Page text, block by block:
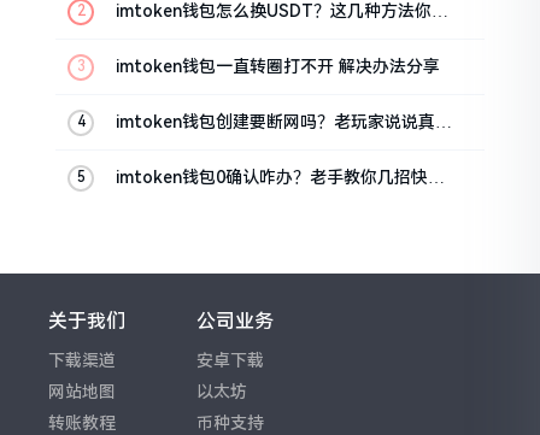
imtoken钱包怎么换USDT？这几种方法你得
imtoken钱包一直转圈打不开 解决办法分享
imtoken钱包创建要断网吗？老玩家说说真实
imtoken钱包0确认咋办？老手教你几招快速
关于我们
下载渠道
网站地图
转账教程
公司业务
安卓下载
以太坊
币种支持